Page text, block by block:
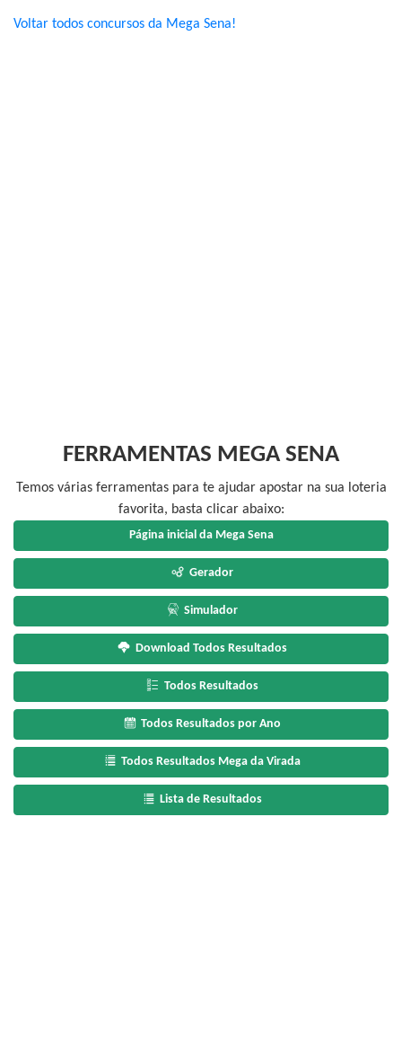
Voltar todos concursos da Mega Sena!
FERRAMENTAS MEGA SENA
Temos várias ferramentas para te ajudar apostar na sua loteria
favorita, basta clicar abaixo:
Página inicial da Mega Sena
Gerador
Simulador
Download Todos Resultados
Todos Resultados
Todos Resultados por Ano
Todos Resultados Mega da Virada
Lista de Resultados